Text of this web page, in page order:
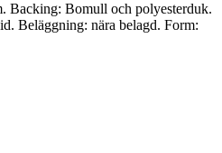
Backing: Bomull och polyesterduk.
Beläggning: nära belagd. Form: